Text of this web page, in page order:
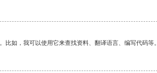
如，我可以使用它来查找资料、翻译语言、编写代码等。